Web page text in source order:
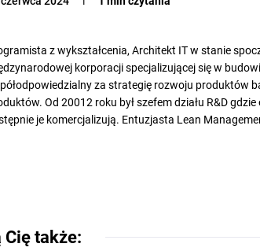
z wykształcenia, Architekt IT w stanie
korporacji specjalizującej się w
za strategię rozwoju produktów
Od 20012 roku był szefem działu R&D
je komercjalizują. Entuzjasta Lean
także: